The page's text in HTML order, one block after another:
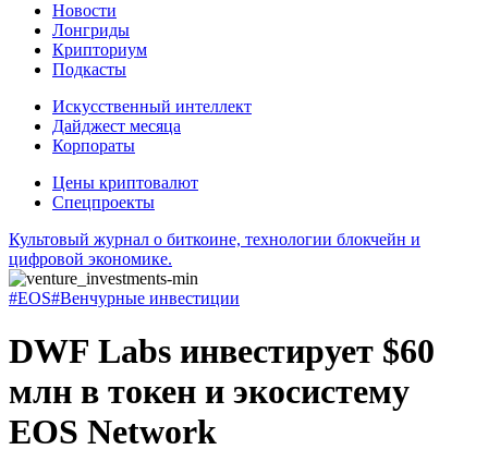
Новости
Лонгриды
Крипториум
Подкасты
Искусственный интеллект
Дайджест месяца
Корпораты
Цены криптовалют
Спецпроекты
Культовый журнал о биткоине, технологии блокчейн и
цифровой экономике.
#EOS#Венчурные инвестиции
DWF Labs инвестирует $60
млн в токен и экосистему
EOS Network